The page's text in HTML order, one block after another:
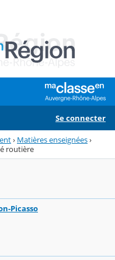
Se connecter
› Matières enseignées›
routière
Picasso